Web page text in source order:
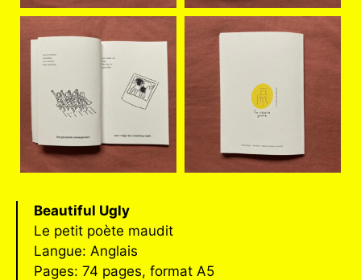
Beautiful Ugly
Le petit poète maudit
Langue: Anglais
Pages: 74 pages, format A5